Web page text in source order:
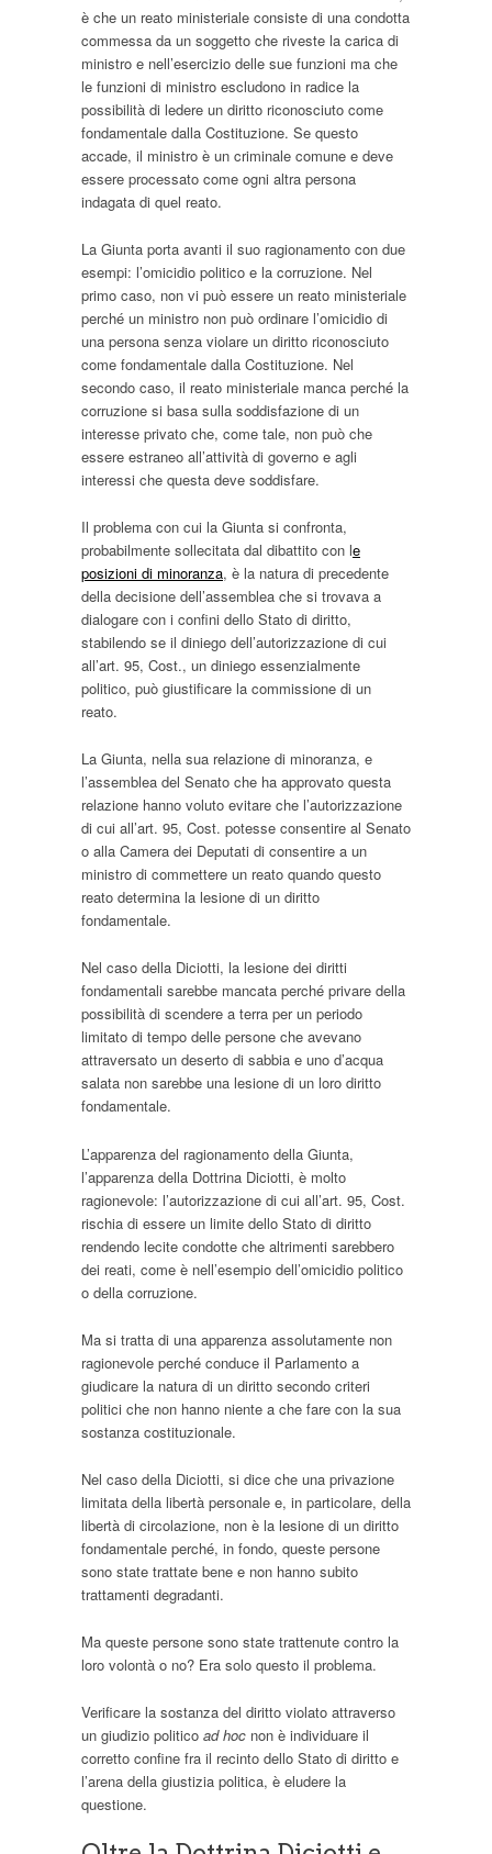
è che un reato ministeriale consiste di una condotta
commessa da un soggetto che riveste la carica di
ministro e nell’esercizio delle sue funzioni ma che
le funzioni di ministro escludono in radice la
possibilità di ledere un diritto riconosciuto come
fondamentale dalla Costituzione. Se questo
accade, il ministro è un criminale comune e deve
essere processato come ogni altra persona
indagata di quel reato.
La Giunta porta avanti il suo ragionamento con due
esempi: l’omicidio politico e la corruzione. Nel
primo caso, non vi può essere un reato ministeriale
perché un ministro non può ordinare l’omicidio di
una persona senza violare un diritto riconosciuto
come fondamentale dalla Costituzione. Nel
secondo caso, il reato ministeriale manca perché la
corruzione si basa sulla soddisfazione di un
interesse privato che, come tale, non può che
essere estraneo all’attività di governo e agli
interessi che questa deve soddisfare.
Il problema con cui la Giunta si confronta,
probabilmente sollecitata dal dibattito con le
posizioni di minoranza, è la natura di precedente
della decisione dell’assemblea che si trovava a
dialogare con i confini dello Stato di diritto,
stabilendo se il diniego dell’autorizzazione di cui
all’art. 95, Cost., un diniego essenzialmente
politico, può giustificare la commissione di un
reato.
La Giunta, nella sua relazione di minoranza, e
l’assemblea del Senato che ha approvato questa
relazione hanno voluto evitare che l’autorizzazione
di cui all’art. 95, Cost. potesse consentire al Senato
o alla Camera dei Deputati di consentire a un
ministro di commettere un reato quando questo
reato determina la lesione di un diritto
fondamentale.
Nel caso della Diciotti, la lesione dei diritti
fondamentali sarebbe mancata perché privare della
possibilità di scendere a terra per un periodo
limitato di tempo delle persone che avevano
attraversato un deserto di sabbia e uno d’acqua
salata non sarebbe una lesione di un loro diritto
fondamentale.
L’apparenza del ragionamento della Giunta,
l’apparenza della Dottrina Diciotti, è molto
ragionevole: l’autorizzazione di cui all’art. 95, Cost.
rischia di essere un limite dello Stato di diritto
rendendo lecite condotte che altrimenti sarebbero
dei reati, come è nell’esempio dell’omicidio politico
o della corruzione.
Ma si tratta di una apparenza assolutamente non
ragionevole perché conduce il Parlamento a
giudicare la natura di un diritto secondo criteri
politici che non hanno niente a che fare con la sua
sostanza costituzionale.
Nel caso della Diciotti, si dice che una privazione
limitata della libertà personale e, in particolare, della
libertà di circolazione, non è la lesione di un diritto
fondamentale perché, in fondo, queste persone
sono state trattate bene e non hanno subito
trattamenti degradanti.
Ma queste persone sono state trattenute contro la
loro volontà o no? Era solo questo il problema.
Verificare la sostanza del diritto violato attraverso
un giudizio politico ad hoc non è individuare il
corretto confine fra il recinto dello Stato di diritto e
l’arena della giustizia politica, è eludere la
questione.